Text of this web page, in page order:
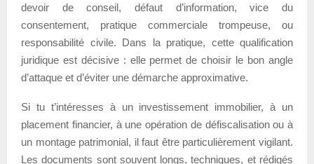
devoir de conseil, défaut d’information, vice du
consentement, pratique commerciale trompeuse, ou
responsabilité civile. Dans la pratique, cette qualification
juridique est décisive : elle permet de choisir le bon angle
d’attaque et d’éviter une démarche approximative.
Si tu t’intéresses à un investissement immobilier, à un
placement financier, à une opération de défiscalisation ou à
un montage patrimonial, il faut être particulièrement vigilant.
Les documents sont souvent longs, techniques, et rédigés